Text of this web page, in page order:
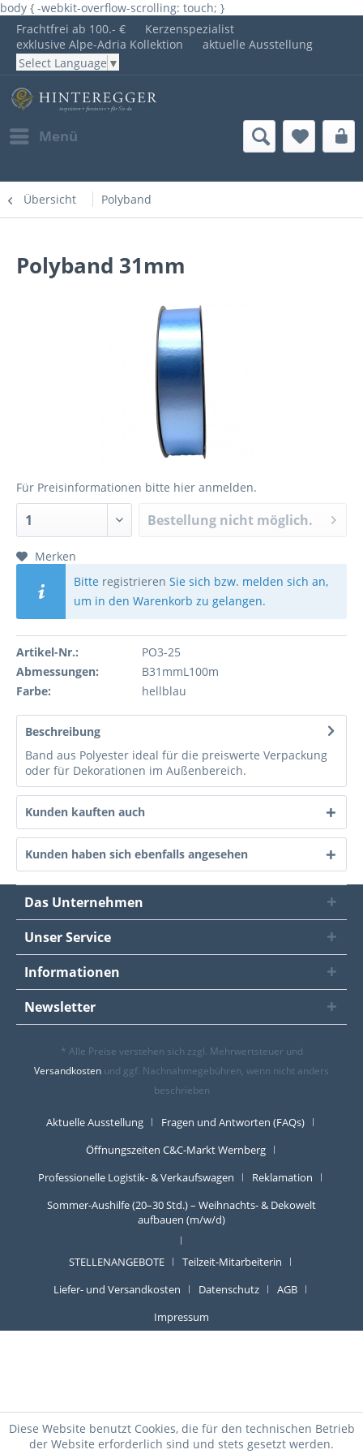
body { -webkit-overflow-scrolling: touch; }
Frachtfrei ab 100.- €
Kerzenspezialist
exklusive Alpe-Adria Kollektion
aktuelle Ausstellung
Select Language ▼
Menü
Übersicht Polyband
Polyband 31mm
Für Preisinformationen bitte hier anmelden.
Bestellung nicht möglich.
Merken
Bitte registrieren Sie sich bzw. melden sich an,
um in den Warenkorb zu gelangen.
Artikel-Nr.:
PO3-25
Abmessungen:
B31mmL100m
Farbe:
hellblau
Beschreibung
Band aus Polyester ideal für die preiswerte Verpackung
oder für Dekorationen im Außenbereich.
Kunden kauften auch
Kunden haben sich ebenfalls angesehen
Das Unternehmen
Unser Service
Informationen
Newsletter
* Alle Preise verstehen sich zzgl. Mehrwertsteuer und
Versandkosten und ggf. Nachnahmegebühren, wenn nicht anders
beschrieben
Aktuelle Ausstellung
Fragen und Antworten (FAQs)
Öffnungszeiten C&C-Markt Wernberg
Professionelle Logistik- & Verkaufswagen
Reklamation
Sommer-Aushilfe (20–30 Std.) – Weihnachts- & Dekowelt
aufbauen (m/w/d)
STELLENANGEBOTE
Teilzeit-Mitarbeiterin
Liefer- und Versandkosten
Datenschutz
AGB
Impressum
Diese Website benutzt Cookies, die für den technischen Betrieb
der Website erforderlich sind und stets gesetzt werden.